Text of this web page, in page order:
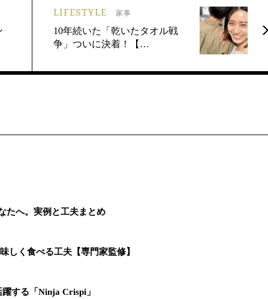
LIFESTYLE 家事
10年続いた「乾いたタオル戦
争」ついに決着！【…
たへ。実例と工夫まとめ
しく食べる工夫【専門家監修】
する「Ninja Crispi」